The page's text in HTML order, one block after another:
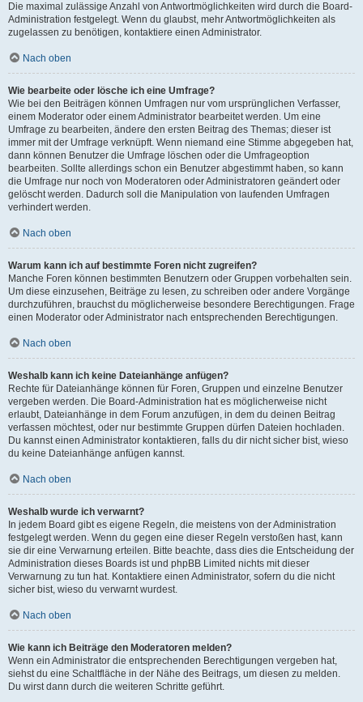
Die maximal zulässige Anzahl von Antwortmöglichkeiten wird durch die Board-
Administration festgelegt. Wenn du glaubst, mehr Antwortmöglichkeiten als
zugelassen zu benötigen, kontaktiere einen Administrator.
Nach oben
Wie bearbeite oder lösche ich eine Umfrage?
Wie bei den Beiträgen können Umfragen nur vom ursprünglichen Verfasser,
einem Moderator oder einem Administrator bearbeitet werden. Um eine
Umfrage zu bearbeiten, ändere den ersten Beitrag des Themas; dieser ist
immer mit der Umfrage verknüpft. Wenn niemand eine Stimme abgegeben hat,
dann können Benutzer die Umfrage löschen oder die Umfrageoption
bearbeiten. Sollte allerdings schon ein Benutzer abgestimmt haben, so kann
die Umfrage nur noch von Moderatoren oder Administratoren geändert oder
gelöscht werden. Dadurch soll die Manipulation von laufenden Umfragen
verhindert werden.
Nach oben
Warum kann ich auf bestimmte Foren nicht zugreifen?
Manche Foren können bestimmten Benutzern oder Gruppen vorbehalten sein.
Um diese einzusehen, Beiträge zu lesen, zu schreiben oder andere Vorgänge
durchzuführen, brauchst du möglicherweise besondere Berechtigungen. Frage
einen Moderator oder Administrator nach entsprechenden Berechtigungen.
Nach oben
Weshalb kann ich keine Dateianhänge anfügen?
Rechte für Dateianhänge können für Foren, Gruppen und einzelne Benutzer
vergeben werden. Die Board-Administration hat es möglicherweise nicht
erlaubt, Dateianhänge in dem Forum anzufügen, in dem du deinen Beitrag
verfassen möchtest, oder nur bestimmte Gruppen dürfen Dateien hochladen.
Du kannst einen Administrator kontaktieren, falls du dir nicht sicher bist, wieso
du keine Dateianhänge anfügen kannst.
Nach oben
Weshalb wurde ich verwarnt?
In jedem Board gibt es eigene Regeln, die meistens von der Administration
festgelegt werden. Wenn du gegen eine dieser Regeln verstoßen hast, kann
sie dir eine Verwarnung erteilen. Bitte beachte, dass dies die Entscheidung der
Administration dieses Boards ist und phpBB Limited nichts mit dieser
Verwarnung zu tun hat. Kontaktiere einen Administrator, sofern du die nicht
sicher bist, wieso du verwarnt wurdest.
Nach oben
Wie kann ich Beiträge den Moderatoren melden?
Wenn ein Administrator die entsprechenden Berechtigungen vergeben hat,
siehst du eine Schaltfläche in der Nähe des Beitrags, um diesen zu melden.
Du wirst dann durch die weiteren Schritte geführt.